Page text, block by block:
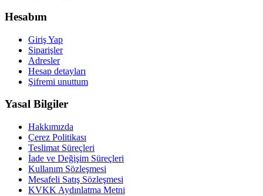
Hesabım
Giriş Yap
Siparişler
Adresler
Hesap detayları
Şifremi unuttum
Yasal Bilgiler
Hakkımızda
Çerez Politikası
Teslimat Süreçleri
İade ve Değişim Süreçleri
Kullanım Sözleşmesi
Mesafeli Satış Sözleşmesi
KVKK Aydınlatma Metni